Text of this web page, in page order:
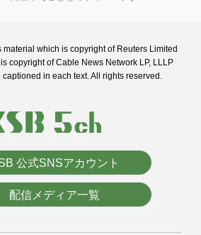
which is copyright of Reuters Limited
copyright of Cable News Network LP, LLLP
in each text. All rights reserved.
公式SNSアカウント
配信メディア一覧